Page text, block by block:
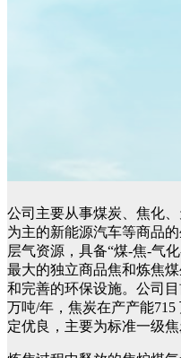
公司主要从事煤炭、焦化
为主的新能源汽车等商品
层气资源，具备“煤-焦-气
最大的独立商品焦和炼焦
和完善的环保设施。公司
万吨/年，焦炭在产产能
定优良，主要为标准一级焦